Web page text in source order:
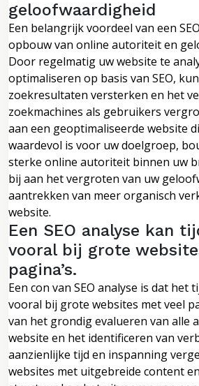
geloofwaardigheid
Een belangrijk voordeel van een
opbouw van online autoriteit en
Door regelmatig uw website te
optimaliseren op basis van SEO,
zoekresultaten versterken en het
zoekmachines als gebruikers
aan een geoptimaliseerde website
waardevol is voor uw doelgroep,
sterke online autoriteit binnen uw
bij aan het vergroten van uw
aantrekken van meer organisch
website.
Een SEO analyse kan
vooral bij grote
pagina’s.
Een con van SEO analyse is dat het
vooral bij grote websites met veel
van het grondig evalueren van alle
website en het identificeren van
aanzienlijke tijd en inspanning
websites met uitgebreide content